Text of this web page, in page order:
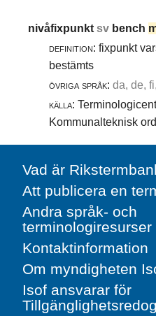
nivåfixpunktsv bench
definition: fixpunkt
bestämts
övriga språk: da, de,
källa:
Kommunalteknisk
Vad är
Att publicera en
Andra språk- och
terminologiresurser
Kontaktinformation
Om myndigheten
Isof ansvarar för